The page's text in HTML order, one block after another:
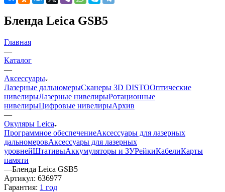
Бленда Leica GSB5
Главная
—
Каталог
—
Аксессуары
Лазерные дальномерыСканеры 3D DISTOОптические
нивелирыЛазерные нивелирыРотационные
нивелирыЦифровые нивелирыАрхив
—
Окуляры Leica
Программное обеспечениеАксессуары для лазерных
дальномеровАксессуары для лазерных
уровнейШтативыАккумуляторы и ЗУРейкиКабелиКарты
памяти
—Бленда Leica GSB5
Артикул: 636977
Гарантия: 1 год